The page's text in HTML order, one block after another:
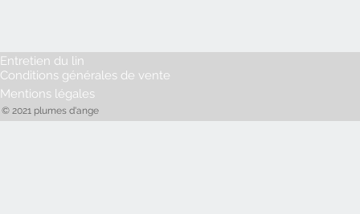
Conditions générales de vente
Mentions légales
Entretien du lin
© 2021 plumes d'ange